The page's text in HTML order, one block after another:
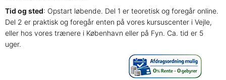
Tid og sted: Opstart løbende. Del 1 er teoretisk og foregår online.
Del 2 er praktisk og foregår enten på vores kursuscenter i Vejle,
eller hos vores trænere i København eller på Fyn. Ca. tid er 5
uger.